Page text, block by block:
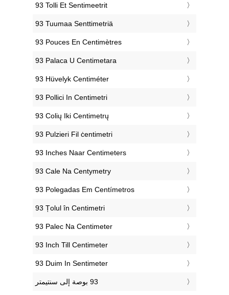
‎93 Tolli Et Sentimeetrit
‎93 Tuumaa Senttimetriä
‎93 Pouces En Centimètres
‎93 Palaca U Centimetara
‎93 Hüvelyk Centiméter
‎93 Pollici In Centimetri
‎93 Colių Iki Centimetrų
‎93 Pulzieri Fil ċentimetri
‎93 Inches Naar Centimeters
‎93 Cale Na Centymetry
‎93 Polegadas Em Centímetros
‎93 Țolul în Centimetri
‎93 Palec Na Centimeter
‎93 Inch Till Centimeter
‎93 Duim In Sentimeter